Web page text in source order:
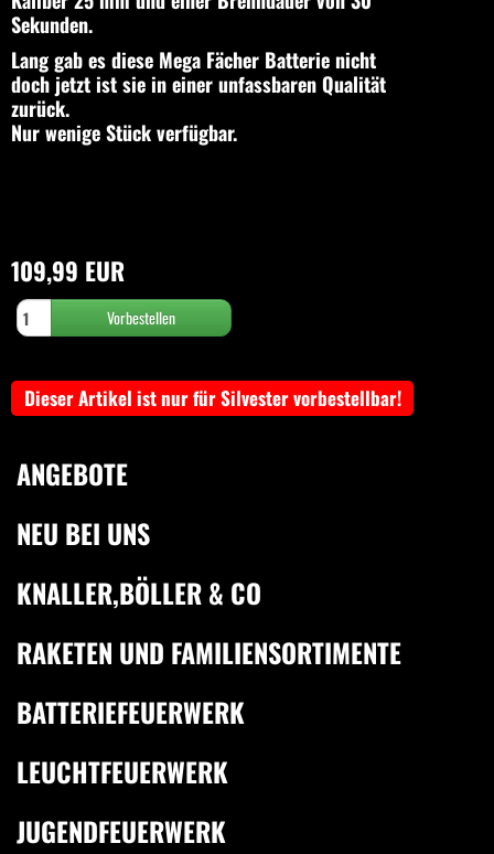
Sekunden.
Lang gab es diese Mega Fächer Batterie nicht
doch jetzt ist sie in einer unfassbaren Qualität
zurück.
Nur wenige Stück verfügbar.
109,99 EUR
Dieser Artikel ist nur für Silvester vorbestellbar!
ANGEBOTE
NEU BEI UNS
KNALLER,BÖLLER & CO
RAKETEN UND FAMILIENSORTIMENTE
BATTERIEFEUERWERK
LEUCHTFEUERWERK
JUGENDFEUERWERK